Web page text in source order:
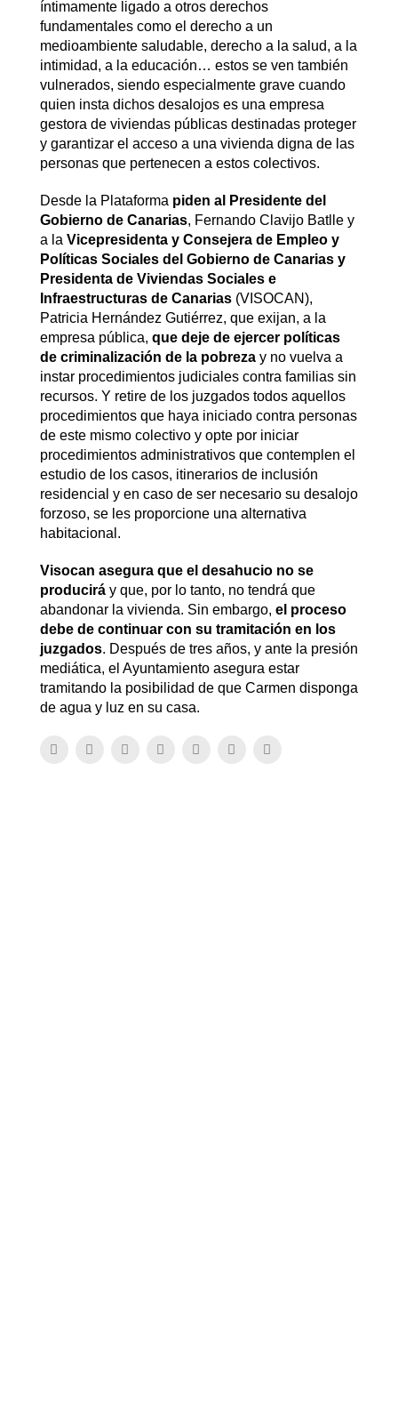
íntimamente ligado a otros derechos
fundamentales como el derecho a un
medioambiente saludable, derecho a la salud, a la
intimidad, a la educación… estos se ven también
vulnerados, siendo especialmente grave cuando
quien insta dichos desalojos es una empresa
gestora de viviendas públicas destinadas proteger
y garantizar el acceso a una vivienda digna de las
personas que pertenecen a estos colectivos.
Desde la Plataforma piden al Presidente del
Gobierno de Canarias, Fernando Clavijo Batlle y
a la Vicepresidenta y Consejera de Empleo y
Políticas Sociales del Gobierno de Canarias y
Presidenta de Viviendas Sociales e
Infraestructuras de Canarias(VISOCAN),
Patricia Hernández Gutiérrez, que exijan, a la
empresa pública, que deje de ejercer políticas
de criminalización de la pobreza y no vuelva a
instar procedimientos judiciales contra familias sin
recursos. Y retire de los juzgados todos aquellos
procedimientos que haya iniciado contra personas
de este mismo colectivo y opte por iniciar
procedimientos administrativos que contemplen el
estudio de los casos, itinerarios de inclusión
residencial y en caso de ser necesario su desalojo
forzoso, se les proporcione una alternativa
habitacional.
Visocan asegura que el desahucio no se
producirá y que, por lo tanto, no tendrá que
abandonar la vivienda. Sin embargo, el proceso
debe de continuar con su tramitación en los
juzgados. Después de tres años, y ante la presión
mediática, el Ayuntamiento asegura estar
tramitando la posibilidad de que Carmen disponga
de agua y luz en su casa.